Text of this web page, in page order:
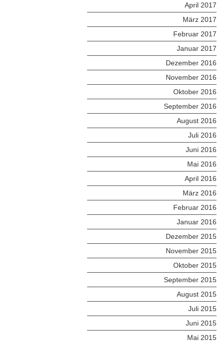
April 2017
März 2017
Februar 2017
Januar 2017
Dezember 2016
November 2016
Oktober 2016
September 2016
August 2016
Juli 2016
Juni 2016
Mai 2016
April 2016
März 2016
Februar 2016
Januar 2016
Dezember 2015
November 2015
Oktober 2015
September 2015
August 2015
Juli 2015
Juni 2015
Mai 2015